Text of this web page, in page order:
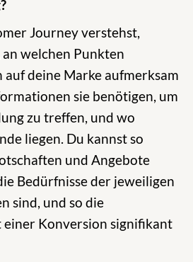
Journey verstehst,
welchen Punkten
deine Marke aufmerksam
sie benötigen, um
zu treffen, und wo
liegen. Du kannst so
und Angebote
Bedürfnisse der jeweiligen
sind, und so die
Konversion signifikant